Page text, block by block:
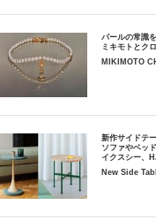
パールの常識
ミキモトとク
MIKIMOTO
新作サイドテ
ソファやベッ
イクスシー、
New Side